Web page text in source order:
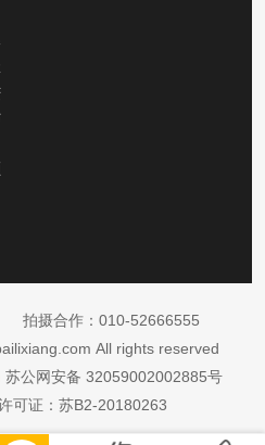
拍摄合作： 010-52666555
All rights reserved
苏公网安备 32059002002885号
可证：苏B2-20180263